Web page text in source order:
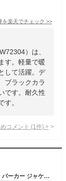
を楽天でチェック >>
）は、
す。軽量で暖
して活躍。デ
ブラックカラ
です。耐久性
。
コメント (1 件) >
KRIFF MAYER（クリフメイヤー） 中綿 マウンテン パーカー ジャケット レディース ボア マンパ フーディ ウインドブレーカー フード 防寒 暖かい アウトドア キャンプ 登山 山登り 釣り フェス ライブ 通学 通勤 春 秋 冬 コーデ シンプル 無地 カーキ 【2464905L】